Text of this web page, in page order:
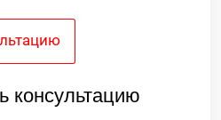
консультацию